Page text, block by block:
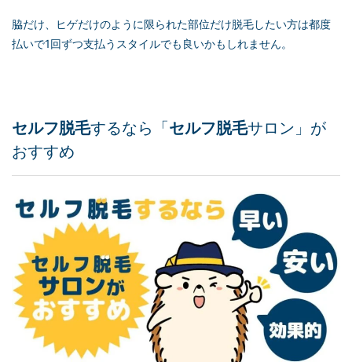
脇だけ、ヒゲだけのように限られた部位だけ脱毛したい方は都度
払いで1回ずつ支払うスタイルでも良いかもしれません。
セルフ脱毛するなら「セルフ脱毛サロン」が
おすすめ